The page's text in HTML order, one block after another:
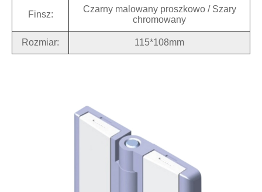
Finsz:
Czarny malowany proszkowo / Szary
chromowany
Rozmiar: 115*108mm